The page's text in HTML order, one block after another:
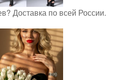
Доставка по всей России.